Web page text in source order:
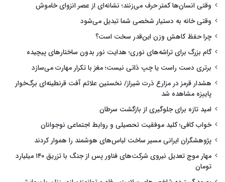
وقتی انسان‌ها کمتر حرف می‌زنند؛ نشانه‌ای از عصر انزوای خاموش
وقتی خانه به دستیار شخصی شما تبدیل می‌شود
چرا حفظ کاهش وزن این‌قدر سخت است؟
گام بزرگ برای تراشه‌های نوری؛ هدایت نور بدون ساختارهای پیچیده
برتری دست راست یا چپ ذاتی نیست؛ مغز با تکرار مهارت می‌سازد
هشدار قرمز در مزارع ذرت شیراز/ نخستین علائم آفت قرنطینه‌ای برگ‌خوار
پاییزه مشاهده شد
امید تازه برای جلوگیری از بازگشت سرطان
خواب کافی؛ کلید موفقیت تحصیلی و روابط اجتماعی نوجوانان
پژوهشگران ایرانی مسیر ساخت لباس‌های هوشمند را هموار کردند
مهار موج تعدیل نیروی شرکت‌های فناور پس از جنگ با تزریق ۱۴۰ میلیارد
تومان